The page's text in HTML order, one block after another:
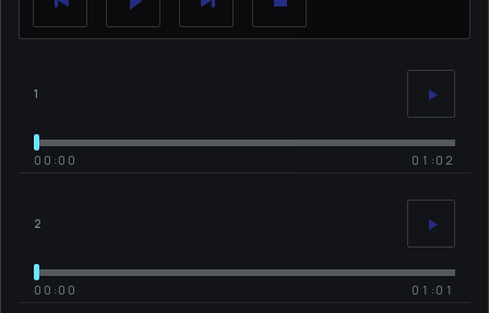
1
00:00 01:02
2
00:00 01:01